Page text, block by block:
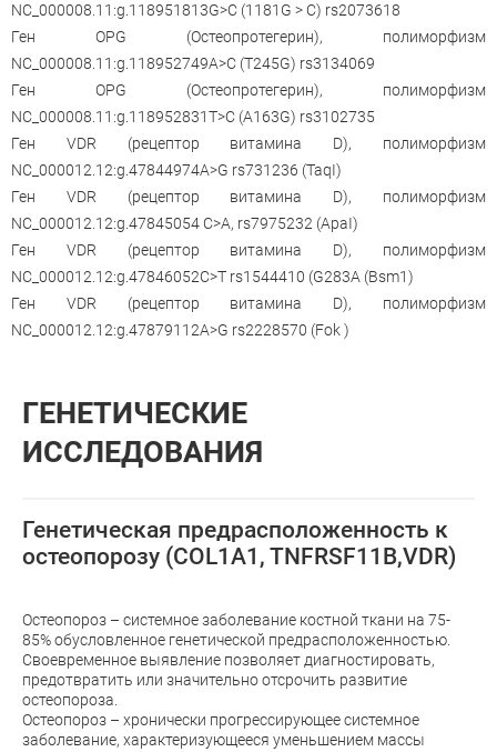
NC_000008.11:g.118951813G>C (1181G > C) rs2073618
Ген OPG (Остеопротегерин), полиморфизм
NC_000008.11:g.118952749A>С (T245G) rs3134069
Ген OPG (Остеопротегерин), полиморфизм
NC_000008.11:g.118952831T>C (A163G) rs3102735
Ген VDR (рецептор витамина D), полиморфизм
NC_000012.12:g.47844974A>G rs731236 (TaqI)
Ген VDR (рецептор витамина D), полиморфизм
NC_000012.12:g.47845054 C>A, rs7975232 (ApaI)
Ген VDR (рецептор витамина D), полиморфизм
NC_000012.12:g.47846052C>T rs1544410 (G283A (Bsm1)
Ген VDR (рецептор витамина D), полиморфизм
NC_000012.12:g.47879112A>G rs2228570 (Fok )
ГЕНЕТИЧЕСКИЕ
ИССЛЕДОВАНИЯ
Генетическая предрасположенность к
остеопорозу (COL1A1, TNFRSF11B,VDR)
Остеопороз – системное заболевание костной ткани на 75-
85% обусловленное генетической предрасположенностью.
Своевременное выявление позволяет диагностировать,
предотвратить или значительно отсрочить развитие
остеопороза.
Остеопороз – хронически прогрессирующее системное
заболевание, характеризующееся уменьшением массы